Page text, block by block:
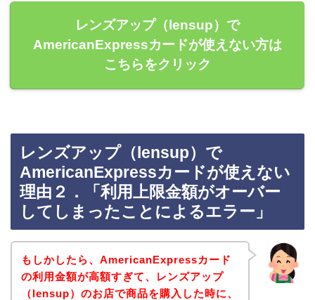
レンズアップ（lensup）で
AmericanExpressカードが使えない方は
こちらをクリック
レンズアップ（lensup）で
AmericanExpressカードが使えない
理由２．「利用上限金額がオーバー
してしまったことによるエラー」
もしかしたら、AmericanExpressカード
の利用金額が高額すぎて、レンズアップ
（lensup）のお店で商品を購入した時に、